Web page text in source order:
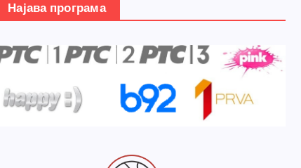
Најава програма